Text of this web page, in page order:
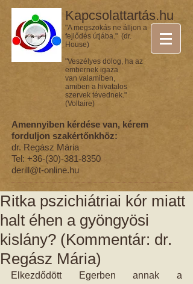
Kapcsolattartás.hu
"A megszokás ne álljon a
fejlődés útjába." (dr.
House)
"Veszélyes dolog, ha az
embernek igaza
van valamiben,
amiben a hivatalos
szervek tévednek."
(Voltaire)
Amennyiben kérdése van, kérem
forduljon szakértőnkhöz:
dr. Regász Mária
Tel: +36-(30)-381-8350
derill@t-online.hu
Ritka pszichiátriai kór miatt
halt éhen a gyöngyösi
kislány? (Kommentár: dr.
Regász Mária)
Elkezdődött Egerben annak a